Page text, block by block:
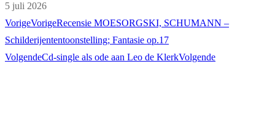
5 juli 2026
VorigeVorigeRecensie MOESORGSKI, SCHUMANN –
Schilderijententoonstelling; Fantasie op.17
VolgendeCd-single als ode aan Leo de KlerkVolgende